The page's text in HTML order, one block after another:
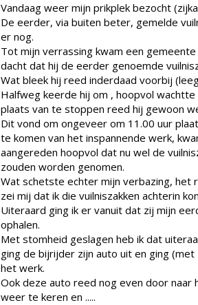
Vandaag weer mijn prikplek bezocht
De eerder, via buiten beter, gemelde
er nog.
Tot mijn verrassing kwam een
dacht dat hij de eerder genoemde
Wat bleek hij reed inderdaad voorbij
Halfweg keerde hij om , hoopvol
plaats van te stoppen reed hij gewoon
Dit vond om ongeveer om 11.00 uur
te komen van het inspannende werk,
aangereden hoopvol dat nu wel de
zouden worden genomen.
Wat schetste echter mijn verbazing, het
zei mij dat ik die vuilniszakken achterin
Uiteraard ging ik er vanuit dat zij mijn
ophalen.
Met stomheid geslagen heb ik dat
ging de bijrijder zijn auto uit en ging
het werk.
Ook deze auto reed nog even door
weer te keren en .....